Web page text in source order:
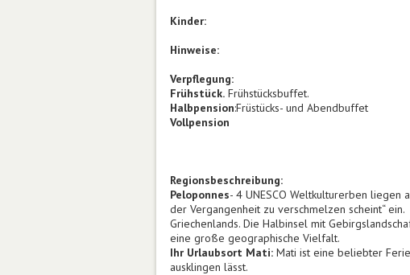
Kinder:
Hinweise:
Verpflegung:
Frühstück. Frühstücksbuffet.
Halbpension:Früstücks- und Abendbuffet
Vollpension
Regionsbeschreibung:
Peloponnes- 4 UNESCO Weltkulturerben liegen
der Vergangenheit zu verschmelzen scheint“
Griechenlands. Die Halbinsel mit
eine große geographische Vielfalt.
Ihr Urlaubsort Mati: Mati ist eine beliebter
ausklingen lässt.